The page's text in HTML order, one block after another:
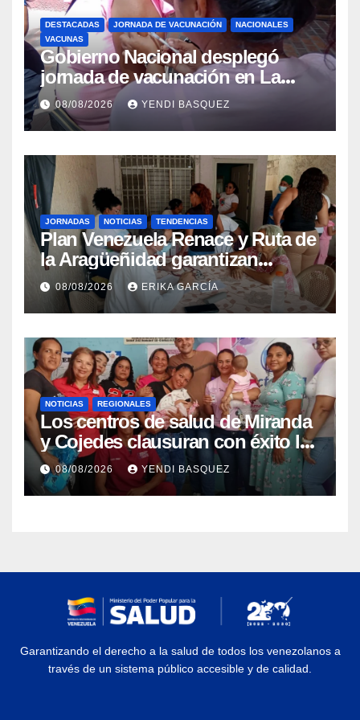
DESTACADAS JORNADA DE VACUNACIÓN
NACIONALES
VACUNAS
Gobierno Nacional desplegó
jornada de vacunación en La
Guaira para garantizar protección
epidemiológica
08/08/2026 YENDI BASQUEZ
JORNADAS NOTICIAS TENDENCIAS
Plan Venezuela Renace y Ruta de
la Aragüeñidad garantizan
atención médica integral en
Aragua
08/08/2026 ERIKA GARCÍA
NOTICIAS REGIONALES
Los centros de salud de Miranda
y Cojedes clausuran con éxito la
Semana Mundial de la Lactancia
Materna
08/08/2026 YENDI BASQUEZ
Garantizando el derecho a la salud de todos los venezolanos a
través de un sistema público accesible y de calidad.